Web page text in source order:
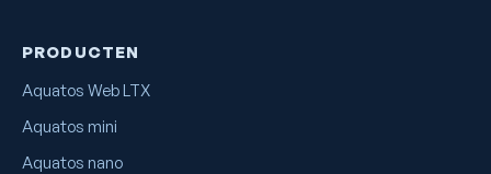
PRODUCTEN
Aquatos Web LTX
Aquatos mini
Aquatos nano